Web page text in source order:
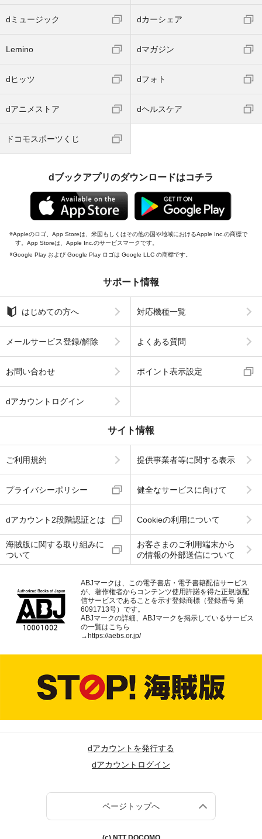
dミュージック dカーシェア
Lemino dマガジン
dヒッツ dフォト
dアニメストア dヘルスケア
ドコモスポーツくじ
dブックアプリのダウンロードはコチラ
Appleのロゴ、App Storeは、米国もしくはその他の国や地域におけるApple Inc.の商標で
す。App Storeは、Apple Inc.のサービスマークです。
Google Play および Google Play ロゴは Google LLC の商標です。
サポート情報
はじめての方へ 対応機種一覧
メールサービス登録/解除 よくある質問
お問い合わせ ポイント表示設定
dアカウントログイン
サイト情報
ご利用規約 提供事業者等に関する表示
プライバシーポリシー 健全なサービスに向けて
dアカウント2段階認証とは Cookieの利用について
海賊版に関する取り組みに
ついて
お客さまのご利用端末から
の情報の外部送信について
ABJマークは、この電子書店・電子書籍配信サービス
が、著作権者からコンテンツ使用許諾を得た正規版配
信サービスであることを示す登録商標（登録番号 第
6091713号）です。
ABJマークの詳細、ABJマークを掲示しているサービス
の一覧はこちら
→ https://aebs.or.jp/
dアカウントを発行する
dアカウントログイン
ページトップへ